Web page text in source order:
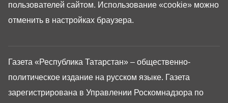
Газета «Республика Татарстан» – общественно-
политическое издание на русском языке. Газета
зарегистрирована в Управлении Роскомнадзора по
пользователей сайтом. Использование «cookie» можно
отменить в настройках браузера.